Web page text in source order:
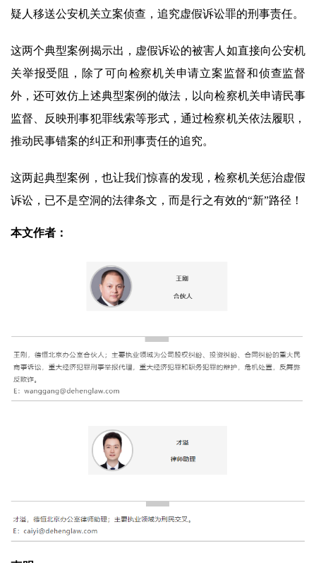
疑人移送公安机关立案侦查，追究虚假诉讼罪的刑事责任。
这两个典型案例揭示出，虚假诉讼的被害人如直接向公安机
关举报受阻，除了可向检察机关申请立案监督和侦查监督
外，还可效仿上述典型案例的做法，以向检察机关申请民事
监督、反映刑事犯罪线索等形式，通过检察机关依法履职，
推动民事错案的纠正和刑事责任的追究。
这两起典型案例，也让我们惊喜的发现，检察机关惩治虚假
诉讼，已不是空洞的法律条文，而是行之有效的“新”路径！
本文作者：